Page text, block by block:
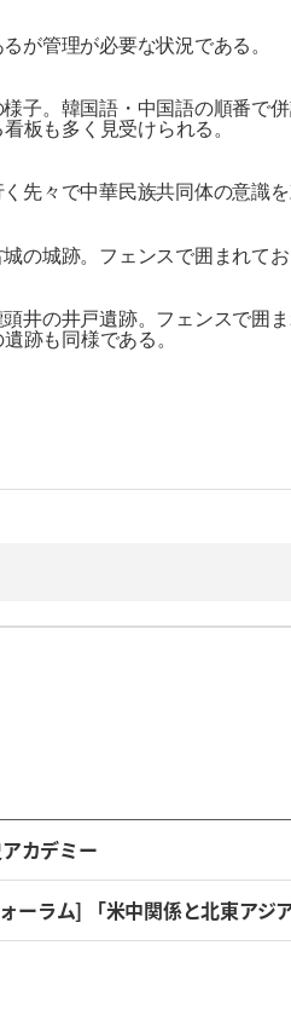
が管理が必要な状況である。
様子。韓国語・ 中国語の順番で併
板も多く見受けられる。
く先々 で中華民族共同体の意識
の城跡。フェンスで囲 まれて
井の井戸遺跡。フェンスで囲
跡も同様である 。
カデミー
ーラム] 「米中関係と北東アジ